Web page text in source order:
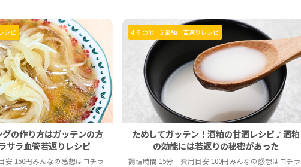
シピ
の作り方はガッテンの方
サラ血管若返りレシピ
150円みんなの感想はコチラ
4 その他 5 最強！若返りレシピ
ためしてガッテン！酒粕の甘酒レシピ♪酒粕
の効能には若返りの秘密があった
調理時間 15分 費用目安 100円みんなの感想はコチラ